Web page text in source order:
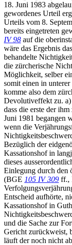
18. Juni 1983
gewordenes Urteil
Urteils vom 8.
bereits eingetreten
IV 98 auf die
wäre das Ergebnis
behandelte
die zürcherische
Möglichkeit, selber
somit einen in
komme also dem
Devolutiveffekt zu. a)
dass die erste der
Juni 1981 begangen
wenn die
Bezüglich der
Kassationshof in
dieses
Einlegung durch den
(BGE 105 IV 309 ff.,
Entscheid aufhörte,
Kassationshof in
und die Sache zur
Gericht zurückweist,
läuft der noch nicht